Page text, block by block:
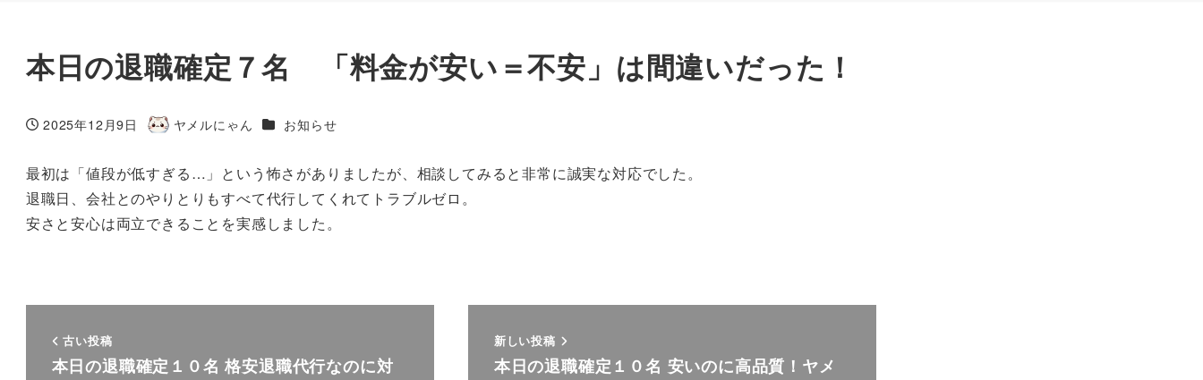
本日の退職確定７名 「料金が安い＝不安」は間違いだった！
投稿日
2025年12月9日
著
ヤメルにゃん カテゴリー
お知らせ
最初は「値段が低すぎる…」という怖さがありましたが、相談してみると非常に誠実な対応でした。
退職日、会社とのやりとりもすべて代行してくれてトラブルゼロ。
安さと安心は両立できることを実感しました。
古い投稿
本日の退職確定１０名 格安退職代行なのに対
新しい投稿
本日の退職確定１０名 安いのに高品質！ヤメ